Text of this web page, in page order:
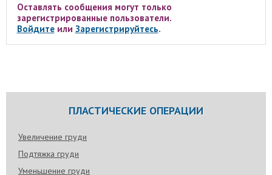
Оставлять сообщения могут только
зарегистрированные пользователи.
Войдитеили Зарегистрируйтесь.
ПЛАСТИЧЕСКИЕ ОПЕРАЦИИ
Увеличение груди
Подтяжка груди
Уменьшение груди